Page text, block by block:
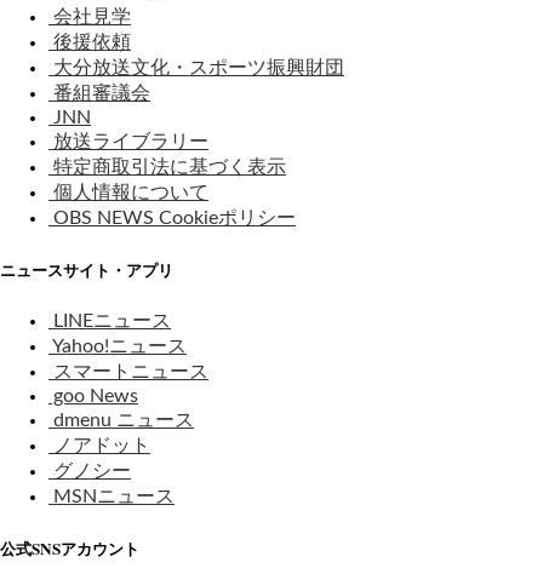
会社見学
後援依頼
大分放送文化・スポーツ振興財団
番組審議会
JNN
放送ライブラリー
特定商取引法に基づく表示
個人情報について
OBS NEWS Cookieポリシー
ニュースサイト・アプリ
LINEニュース
Yahoo!ニュース
スマートニュース
goo News
dmenu ニュース
ノアドット
グノシー
MSNニュース
公式SNSアカウント